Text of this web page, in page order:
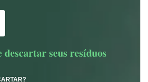
descartar seus resíduos